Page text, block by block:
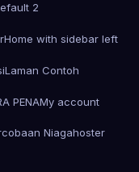
2
Home with sidebar left
Laman Contoh
PENAMy account
Niagahoster